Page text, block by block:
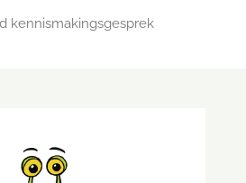
kennismakingsgesprek